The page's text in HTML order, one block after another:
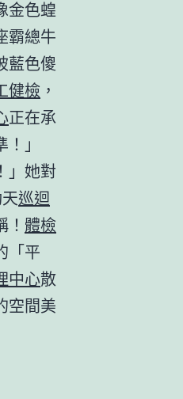
金色蝗
霸總牛
藍色傻
健檢 ，
正在承
」
」她對
巡迴
體檢
「平
中心散
空間美